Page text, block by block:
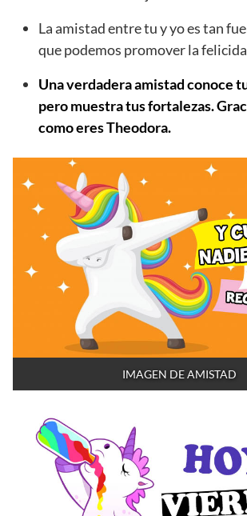
La amistad entre tu y yo es tan
que podemos promover la
Una verdadera amistad conoce
pero muestra tus fortalezas.
como eres Theodora.
IMAGEN DE AMISTAD